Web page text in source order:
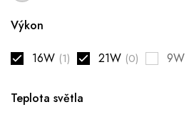
Výkon
16W (1) 21W (0) 9W
Teplota světla